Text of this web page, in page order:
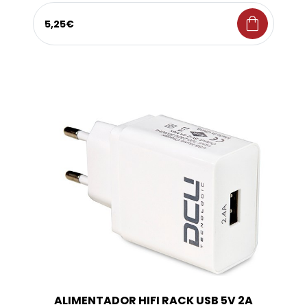
5,25€ shopping_bag
ALIMENTADOR HIFI RACK USB 5V 2A